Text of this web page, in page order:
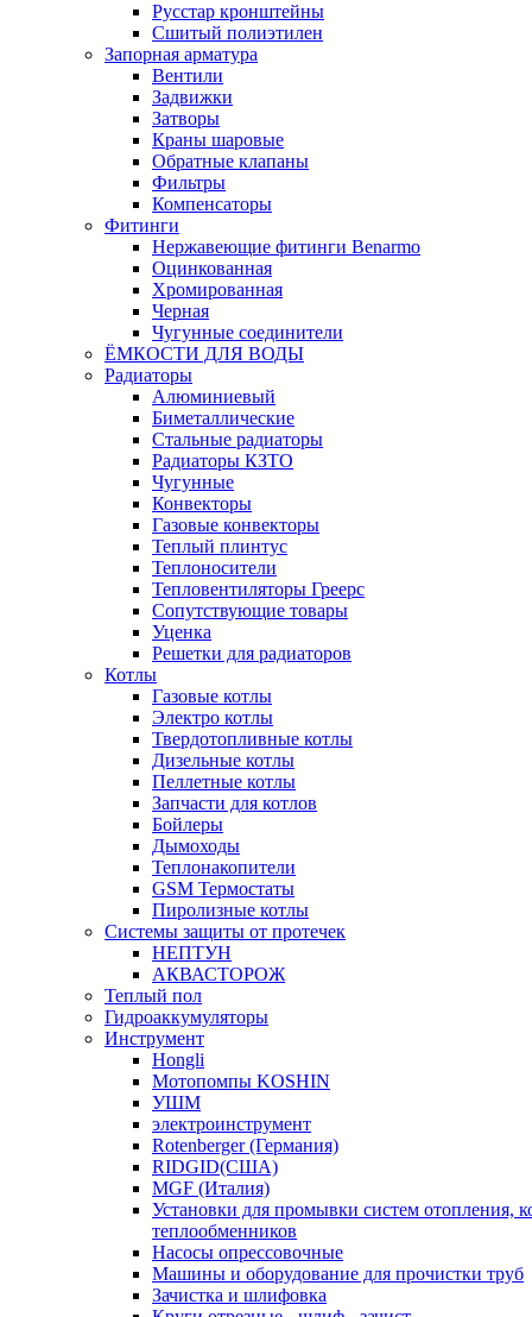
Русстар кронштейны
Сшитый полиэтилен
Запорная арматура
Вентили
Задвижки
Затворы
Краны шаровые
Обратные клапаны
Фильтры
Компенсаторы
Фитинги
Нержавеющие фитинги Benarmo
Оцинкованная
Хромированная
Черная
Чугунные соединители
ЁМКОСТИ ДЛЯ ВОДЫ
Радиаторы
Алюминиевый
Биметаллические
Стальные радиаторы
Радиаторы КЗТО
Чугунные
Конвекторы
Газовые конвекторы
Теплый плинтус
Теплоносители
Тепловентиляторы Греерс
Сопутствующие товары
Уценка
Решетки для радиаторов
Котлы
Газовые котлы
Электро котлы
Твердотопливные котлы
Дизельные котлы
Пеллетные котлы
Запчасти для котлов
Бойлеры
Дымоходы
Теплонакопители
GSM Термостаты
Пиролизные котлы
Системы защиты от протечек
НЕПТУН
АКВАСТОРОЖ
Теплый пол
Гидроаккумуляторы
Инструмент
Hongli
Мотопомпы KOSHIN
УШМ
электроинструмент
Rotenberger (Германия)
RIDGID(США)
MGF (Италия)
Установки для промывки систем отопления,
теплообменников
Насосы опрессовочные
Машины и оборудование для прочистки труб
Зачистка и шлифовка